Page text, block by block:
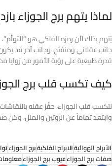
لماذا يتهم برج الجوزاء
يُتهم بذلك لأن رمزه الفلكي هو“التوأم”
جانب عقلاني ومنفتح، وجانب آخر قد
قدرة طبيعية على رؤية الأمور من زوايا
كيف تكسب قلب برج
لتكسب قلب الجوزاء،حفّز عقله
وابتعد تماماً عن الروتين والملل، وكن
الأبراج الهوائيةالابراج الفلكيةبرج الجوزاء
صفات برج الجوزاءعيوب برج الجوزاء